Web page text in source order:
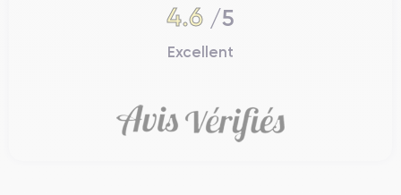
4.6 /5
Excellent